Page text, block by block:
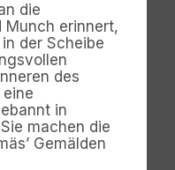
die
Munch erinnert,
der Scheibe
des
in
machen die
Gemälden